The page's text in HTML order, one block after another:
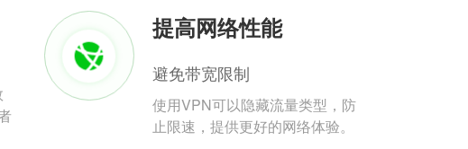
提高网络性能
避免带宽限制
使用VPN可以隐藏流量类型，防
止限速，提供更好的网络体验。